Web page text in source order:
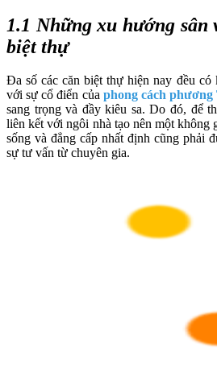
1.1 Những xu hướng sân
biệt thự
Đa số các căn biệt thự hiện nay đều
với sự cổ điển của phong cách phương
sang trọng và đầy kiêu sa. Do đó, để
liên kết với ngôi nhà tạo nên một không
sống và đẳng cấp nhất định cũng phải
sự tư vấn từ chuyên gia.